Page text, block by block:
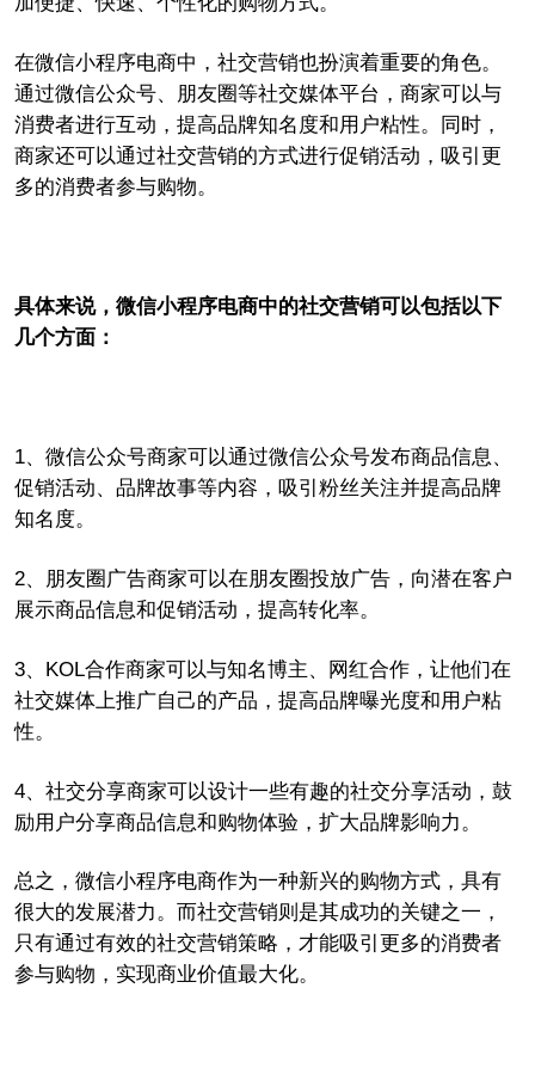
在微信小程序电商中，社交营销也扮演着重要的角色。
通过微信公众号、朋友圈等社交媒体平台，商家可以与
消费者进行互动，提高品牌知名度和用户粘性。同时，
商家还可以通过社交营销的方式进行促销活动，吸引更
多的消费者参与购物。
具体来说，微信小程序电商中的社交营销可以包括以下
几个方面：
1、微信公众号商家可以通过微信公众号发布商品信息、
促销活动、品牌故事等内容，吸引粉丝关注并提高品牌
知名度。
2、朋友圈广告商家可以在朋友圈投放广告，向潜在客户
展示商品信息和促销活动，提高转化率。
3、KOL合作商家可以与知名博主、网红合作，让他们在
社交媒体上推广自己的产品，提高品牌曝光度和用户粘
性。
4、社交分享商家可以设计一些有趣的社交分享活动，鼓
励用户分享商品信息和购物体验，扩大品牌影响力。
总之，微信小程序电商作为一种新兴的购物方式，具有
很大的发展潜力。而社交营销则是其成功的关键之一，
只有通过有效的社交营销策略，才能吸引更多的消费者
参与购物，实现商业价值最大化。